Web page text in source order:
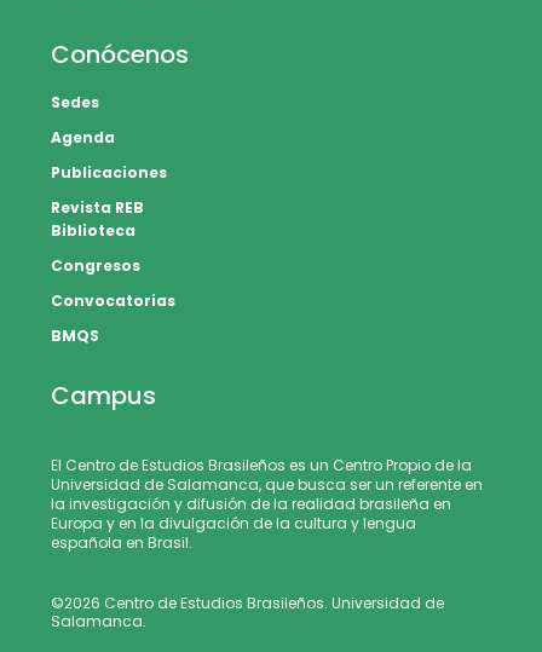
Conócenos
Sedes
Agenda
Publicaciones
Revista REB
Biblioteca
Congresos
Convocatorias
BMQS
Campus
El Centro de Estudios Brasileños es un Centro Propio de la
Universidad de Salamanca, que busca ser un referente en
la investigación y difusión de la realidad brasileña en
Europa y en la divulgación de la cultura y lengua
española en Brasil.
©2026 Centro de Estudios Brasileños. Universidad de
Salamanca.